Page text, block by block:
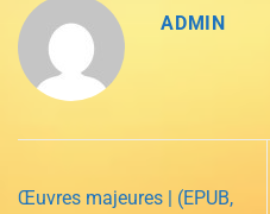
ADMIN
Œuvres majeures | (EPUB,